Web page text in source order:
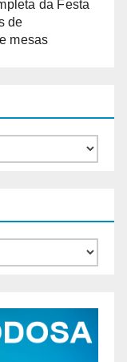
da Festa
de
mesas